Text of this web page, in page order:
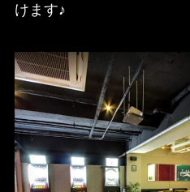
けます♪